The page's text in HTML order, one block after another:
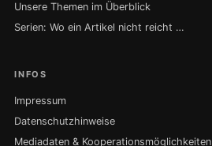
Unsere Themen im Überblick
Serien: Wo ein Artikel nicht reicht …
INFOS
Impressum
Datenschutzhinweise
Mediadaten & Kooperationsmöglichkeiten